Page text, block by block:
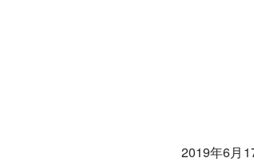
2019年6月